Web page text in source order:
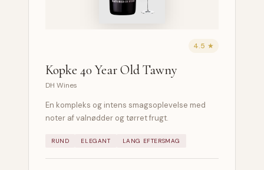
4.5 ★
Kopke 40 Year Old Tawny
DH Wines
En kompleks og intens smagsoplevelse med
noter af valnødder og tørret frugt.
RUND ELEGANT LANG EFTERSMAG